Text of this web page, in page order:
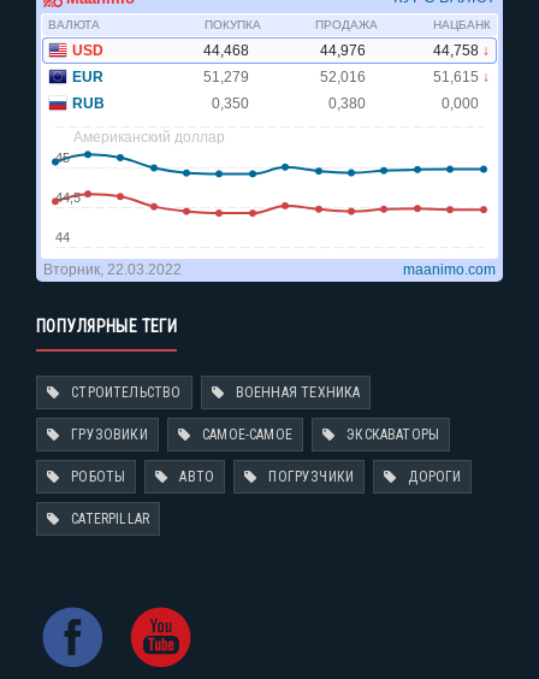
ПОПУЛЯРНЫЕ ТЕГИ
СТРОИТЕЛЬСТВО ВОЕННАЯ ТЕХНИКА
ГРУЗОВИКИ САМОЕ-САМОЕ ЭКСКАВАТОРЫ
РОБОТЫ АВТО ПОГРУЗЧИКИ ДОРОГИ
CATERPILLAR